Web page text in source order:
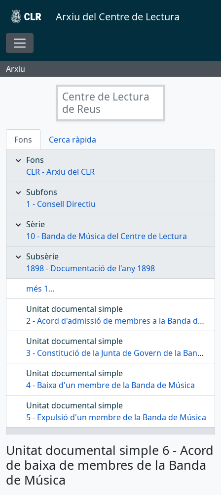
Skip to main content
Arxiu del Centre de Lectura
Toggle navigation
Arxiu
Centre de Lectura
de Reus
Fons
Cerca ràpida
Fons
CLR - Arxiu del CLR
Subfons
1 - Consell Directiu
Sèrie
10 - Banda de Música del Centre de Lectura
Subsèrie
1898 - Documentació de l'any 1898
més 1...
Unitat documental simple
2 - Acord d'admissió de membres a la Banda de Música
Unitat documental simple
3 - Constitució de la Junta de Govern de la Banda de Música
Unitat documental simple
4 - Baixa d'un membre de la Banda de Música
Unitat documental simple
5 - Expulsió d'un membre de la Banda de Música
Unitat documental simple
6 - Acord de baixa de membres de la Banda de Música
Unitat documental simple
7 - Rebut de Juan Ribas a la banda de Música
Unitat documental simple 6 - Acord
de baixa de membres de la Banda
de Música